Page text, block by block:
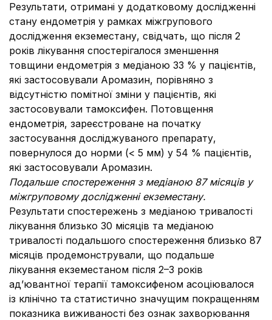
Результати, отримані у додатковому дослідженні
стану ендометрія у рамках міжгрупового
дослідження екземестану, свідчать, що після 2
років лікування спостерігалося зменшення
товщини ендометрія з медіаною 33 % у пацієнтів,
які застосовували Аромазин, порівняно з
відсутністю помітної зміни у пацієнтів, які
застосовували тамоксифен. Потовщення
ендометрія, зареєстроване на початку
застосування досліджуваного препарату,
повернулося до норми (< 5 мм) у 54 % пацієнтів,
які застосовували Аромазин.
Подальше спостереження з медіаною 87 місяців у
міжгруповому дослідженні екземестану.
Результати спостережень з медіаною тривалості
лікування близько 30 місяців та медіаною
тривалості подальшого спостереження близько 87
місяців продемонстрували, що подальше
лікування екземестаном після 2–3 років
ад’ювантної терапії тамоксифеном асоціювалося
із клінічно та статистично значущим покращенням
показника виживаності без ознак захворювання